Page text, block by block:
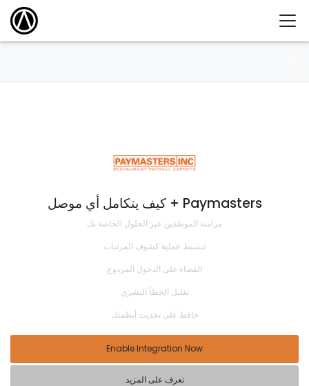
كيف يتكامل أي موصل + Paymasters
مزامنة الموظفين عبر الحلول الخاصة بك
تبسيط عملية كشوف المرتبات
القضاء على الدخول المزدوج
تقليل الخطأ البشري
حافظ على تحديث أنظمتك
Enable Integration Now
تعرف على المزيد